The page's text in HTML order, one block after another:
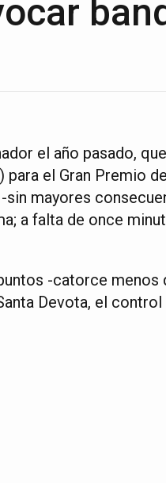
el año pasado,
el Gran Premio
sin mayores
a falta de once
-catorce
Devota, el